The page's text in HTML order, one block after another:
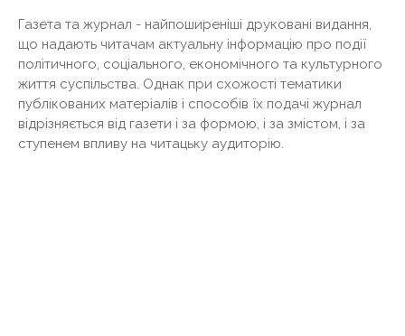
Газета та журнал - найпоширеніші друковані видання,
що надають читачам актуальну інформацію про події
політичного, соціального, економічного та культурного
життя суспільства. Однак при схожості тематики
публікованих матеріалів і способів їх подачі журнал
відрізняється від газети і за формою, і за змістом, і за
ступенем впливу на читацьку аудиторію.